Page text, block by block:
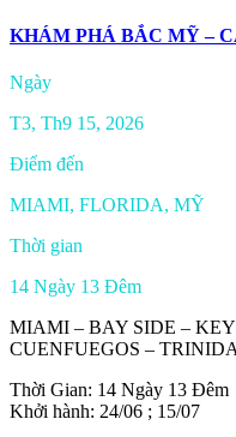
KHÁM PHÁ BẮC MỸ –
Ngày
T3, Th9 15, 2026
Điểm đến
MIAMI, FLORIDA, MỸ
Thời gian
14 Ngày 13 Đêm
MIAMI – BAY SIDE –
CUENFUEGOS –
Thời Gian: 14 Ngày 13 Đêm
Khởi hành: 24/06 ; 15/07